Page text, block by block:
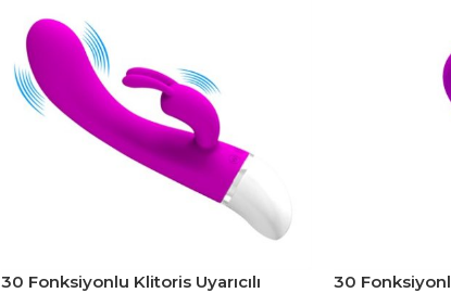
30 Fonksiyonlu Klitoris Uyarıcılı
30